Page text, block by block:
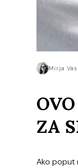
Mirja
ZA
Ako poput